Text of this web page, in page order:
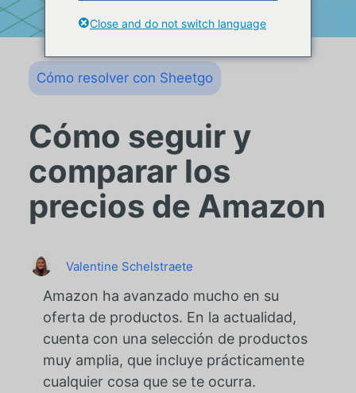
Cómo resolver con Sheetgo
Cómo seguir y
comparar los
precios de Amazon
Valentine Schelstraete
Amazon ha avanzado mucho en su
oferta de productos. En la actualidad,
cuenta con una selección de productos
muy amplia, que incluye prácticamente
cualquier cosa que se te ocurra.
Close and do not switch language